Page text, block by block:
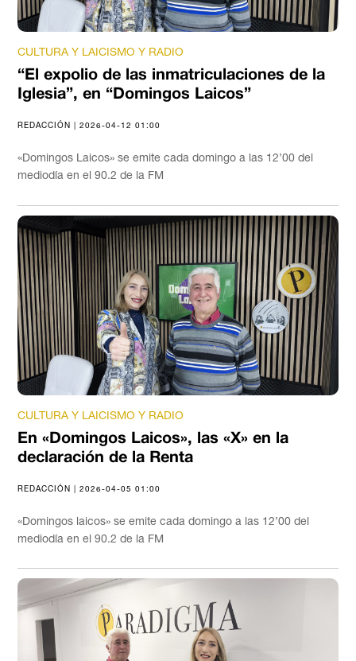
CULTURA Y LAICISMO Y RADIO
“El expolio de las inmatriculaciones de la
Iglesia”, en “Domingos Laicos”
REDACCIÓN | 2026-04-12 01:00
«Domingos Laicos» se emite cada domingo a las 12’00 del
mediodía en el 90.2 de la FM
CULTURA Y LAICISMO Y RADIO
En «Domingos Laicos», las «X» en la
declaración de la Renta
REDACCIÓN | 2026-04-05 01:00
«Domingos laicos» se emite cada domingo a las 12’00 del
mediodía en el 90.2 de la FM